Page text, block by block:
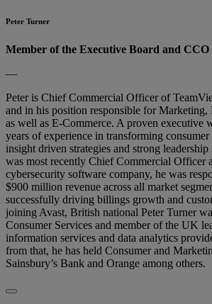
Peter Turner
Member of the Executive Board and CCO
—
Peter is Chief Commercial Officer of
and in his position responsible for Marketing,
as well as E-Commerce. A proven executive
years of experience in transforming consumer
insight driven strategies and strong
was most recently Chief Commercial Officer
cybersecurity software company, he was
$900 million revenue across all market
successfully driving billings growth and
joining Avast, British national Peter Turner
Consumer Services and member of the UK
information services and data analytics
from that, he has held Consumer and
Sainsbury’s Bank and Orange among others.